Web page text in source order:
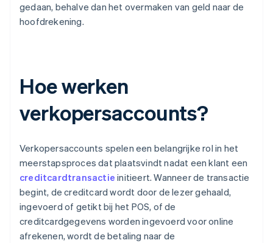
gedaan, behalve dan het overmaken van geld naar de
hoofdrekening.
Hoe werken
verkopersaccounts?
Verkopersaccounts spelen een belangrijke rol in het
meerstapsproces dat plaatsvindt nadat een klant een
creditcardtransactie initieert. Wanneer de transactie
begint, de creditcard wordt door de lezer gehaald,
ingevoerd of getikt bij het POS, of de
creditcardgegevens worden ingevoerd voor online
afrekenen, wordt de betaling naar de